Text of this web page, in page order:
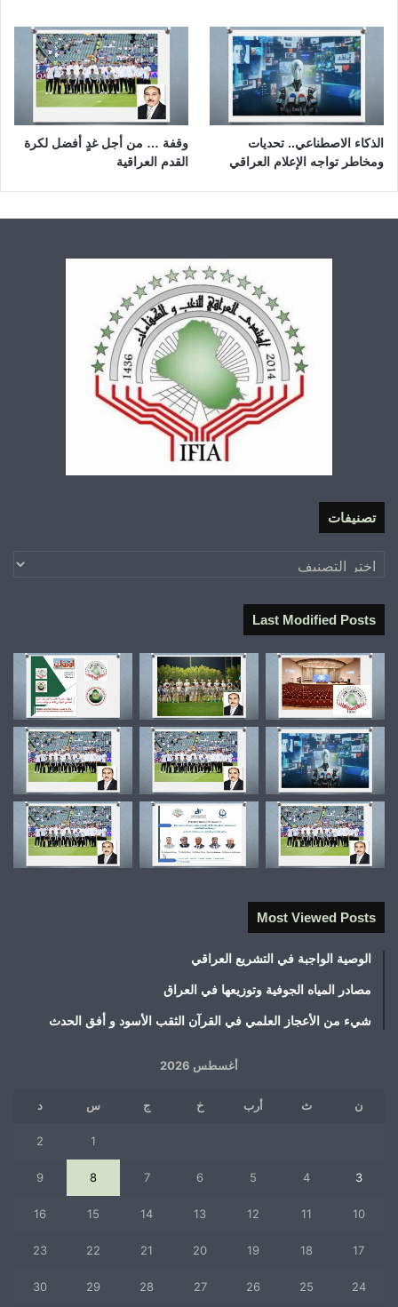
الذكاء الاصطناعي.. تحديات
ومخاطر تواجه الإعلام العراقي
وقفة … من أجل غدٍ أفضل لكرة
القدم العراقية
تصنيفات
تصنيفات
Last Modified Posts
Most Viewed Posts
الوصية الواجبة في التشريع العراقي
مصادر المياه الجوفية وتوزيعها في العراق
شيء من الأعجاز العلمي في القرآن الثقب الأسود و أفق الحدث
أغسطس 2026
ن ث أرب خ ج س د
1
2
3
4
5
6
7
8
9
10
11
12
13
14
15
16
17
18
19
20
21
22
23
24
25
26
27
28
29
30